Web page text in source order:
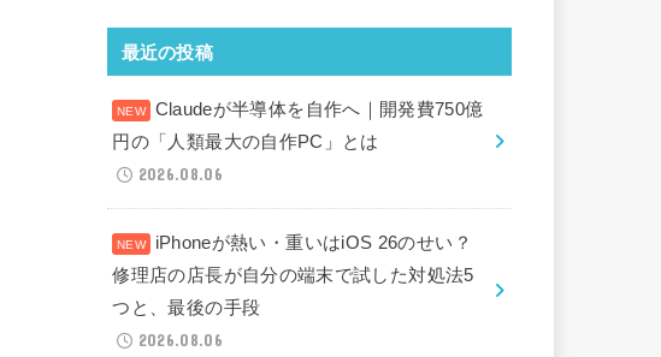
最近の投稿
Claudeが半導体を自作へ｜開発費750億
円の「人類最大の自作PC」とは
2026.08.06
iPhoneが熱い・重いはiOS 26のせい？
修理店の店長が自分の端末で試した対処法5
つと、最後の手段
2026.08.06